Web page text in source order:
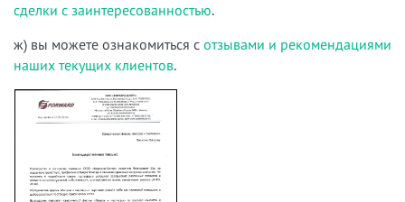
сделки с заинтересованностью.
ж) вы можете ознакомиться с отзывами и рекомендациями
наших текущих клиентов.